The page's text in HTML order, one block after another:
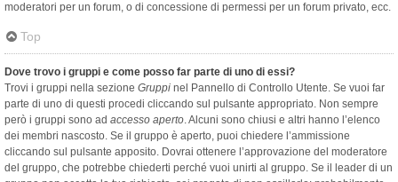
moderatori per un forum, o di concessione di permessi per un forum privato, ecc.
Top
Dove trovo i gruppi e come posso far parte di uno di essi?
Trovi i gruppi nella sezione Gruppi nel Pannello di Controllo Utente. Se vuoi far
parte di uno di questi procedi cliccando sul pulsante appropriato. Non sempre
però i gruppi sono ad accesso aperto. Alcuni sono chiusi e altri hanno l’elenco
dei membri nascosto. Se il gruppo è aperto, puoi chiedere l’ammissione
cliccando sul pulsante apposito. Dovrai ottenere l’approvazione del moderatore
del gruppo, che potrebbe chiederti perché vuoi unirti al gruppo. Se il leader di un